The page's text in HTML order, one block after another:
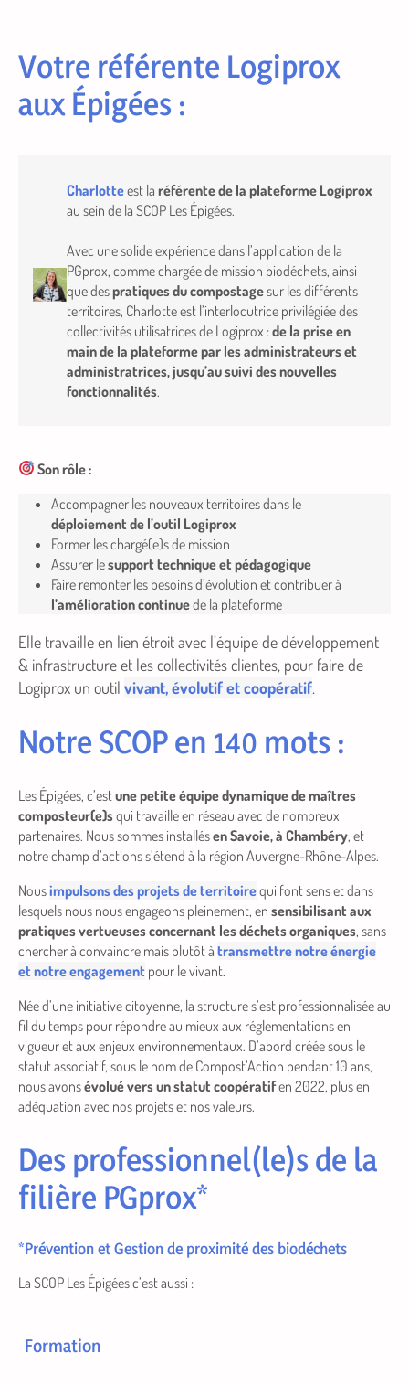
Votre référente Logiprox
aux Épigées :
Charlotteest la référente de la plateforme Logiprox
au sein de la SCOP Les Épigées.
Avec une solide expérience dans l’application de la
PGprox, comme chargée de mission biodéchets, ainsi
que despratiques du compostagesur les différents
territoires, Charlotte est l’interlocutrice privilégiée des
collectivités utilisatrices de Logiprox :de la prise en
main de la plateforme par les administrateurs et
administratrices, jusqu’au suivi des nouvelles
fonctionnalités.
Son rôle :
Accompagner les nouveaux territoires dans le
déploiement de l’outil Logiprox
Former les chargé(e)s de mission
Assurer lesupport technique et pédagogique
Faire remonter les besoins d’évolution et contribuer à
l’amélioration continuede la plateforme
Elle travaille en lien étroit avec l’équipe de développement
& infrastructure et les collectivités clientes, pour faire de
Logiprox un outil vivant, évolutif et coopératif.
Notre SCOP en 140 mots :
Les Épigées, c’estune petite équipe dynamique de maîtres
composteur(e)squi travaille en réseau avec de nombreux
partenaires. Nous sommes installésen Savoie, à Chambéry, et
notre champ d’actions s’étend à la région Auvergne-Rhône-Alpes.
Nousimpulsons des projets de territoirequi font sens et dans
lesquels nous nous engageons pleinement, en sensibilisant aux
pratiques vertueuses concernant les déchets organiques, sans
chercher à convaincre mais plutôt à transmettre notre énergie
et notre engagement pour le vivant.
Née d’une initiative citoyenne, la structure s’est professionnalisée au
fil du temps pour répondre au mieux aux réglementations en
vigueur et aux enjeux environnementaux. D’abord créée sous le
statut associatif, sous le nom de Compost’Action pendant 10 ans,
nous avonsévolué vers un statut coopératifen 2022, plus en
adéquation avec nos projets et nos valeurs.
Des professionnel(le)s de la
filière PGprox*
*Prévention et Gestion de proximité des biodéchets
La SCOP Les Épigées c’est aussi :
Formation